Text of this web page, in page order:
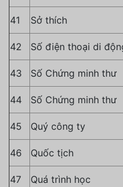
41 Sở thích
42 Số điện thoại di
43 Số Chứng minh thư
44 Số Chứng minh thư
45 Quý công ty
46 Quốc tịch
47 Quá trình học